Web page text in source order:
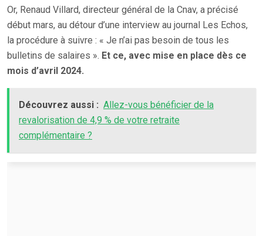
Or, Renaud Villard, directeur général de la Cnav, a précisé
début mars, au détour d’une interview au journal Les Echos,
la procédure à suivre : « Je n’ai pas besoin de tous les
bulletins de salaires ». Et ce, avec mise en place dès ce
mois d’avril 2024.
Découvrez aussi : Allez-vous bénéficier de la
revalorisation de 4,9 % de votre retraite
complémentaire ?